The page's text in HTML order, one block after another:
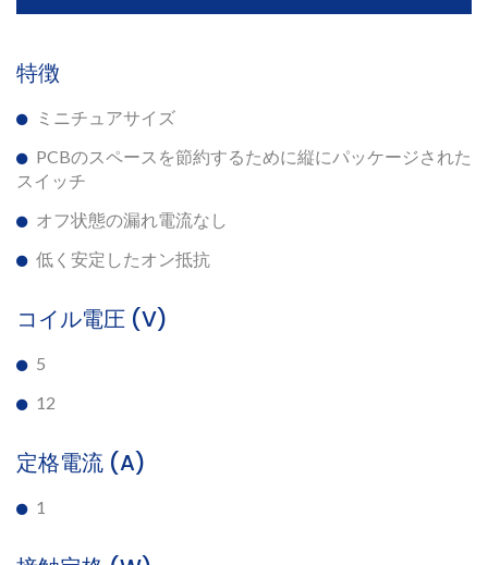
特徴
ミニチュアサイズ
PCBのスペースを節約するために縦にパッケージされた
スイッチ
オフ状態の漏れ電流なし
低く安定したオン抵抗
コイル電圧 (V)
5
12
定格電流 (A)
1